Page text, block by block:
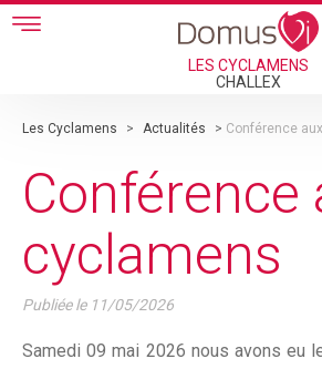
Skip to main content
LES CYCLAMENS
CHALLEX
Les Cyclamens > Actualités > Conférence
Conférence
cyclamens
Publiée le 11/05/2026
Samedi 09 mai 2026 nous avons eu